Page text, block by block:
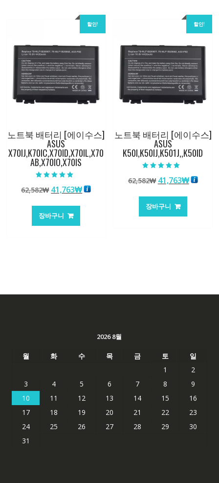
할인!
노트북 배터리 [에이수스]
ASUS
X70IJ,K70IC,X70ID,X70IL,X70
AB,X70IO,X70IS
5.00
로 평가됨
62,582₩ 원
가
격:
41,763₩현
장바구니
할인!
노트북 배터리 [에이수스]
ASUS
K50I,K50IJ,K501J,,K50ID
5.00
로 평가됨
62,582₩ 원
가
격:
41,763₩현
장바구니
2026 8월
월 화 수 목 금 토
일
1
2
3
4 5 6 7 8
9
10
11 12 13 14 15
16
17
18 19 20 21 22
23
24
25 26 27 28 29
30
31